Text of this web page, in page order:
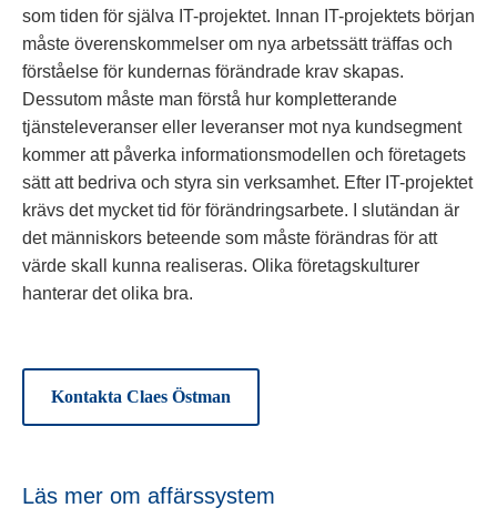
som tiden för själva IT-projektet. Innan IT-projektets början
måste överenskommelser om nya arbetssätt träffas och
förståelse för kundernas förändrade krav skapas.
Dessutom måste man förstå hur kompletterande
tjänsteleveranser eller leveranser mot nya kundsegment
kommer att påverka informationsmodellen och företagets
sätt att bedriva och styra sin verksamhet. Efter IT-projektet
krävs det mycket tid för förändringsarbete. I slutändan är
det människors beteende som måste förändras för att
värde skall kunna realiseras. Olika företagskulturer
hanterar det olika bra.
Kontakta Claes Östman
Läs mer om affärssystem